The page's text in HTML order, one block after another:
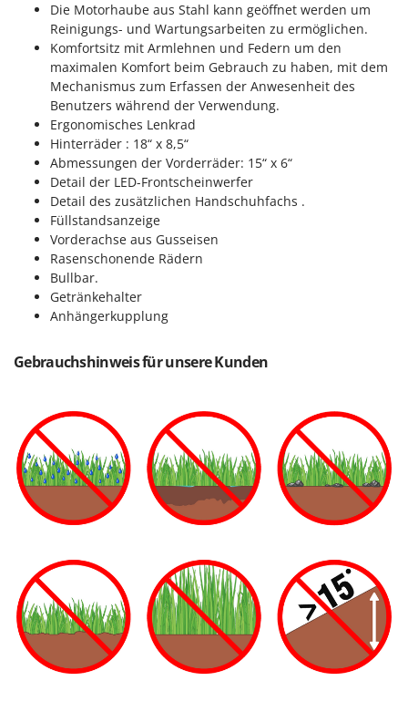
Die Motorhaube aus Stahl kann geöffnet werden um
Reinigungs- und Wartungsarbeiten zu ermöglichen.
Komfortsitz mit Armlehnen und Federn um den
maximalen Komfort beim Gebrauch zu haben, mit dem
Mechanismus zum Erfassen der Anwesenheit des
Benutzers während der Verwendung.
Ergonomisches Lenkrad
Hinterräder : 18“ x 8,5“
Abmessungen der Vorderräder: 15“ x 6“
Detail der LED-Frontscheinwerfer
Detail des zusätzlichen Handschuhfachs .
Füllstandsanzeige
Vorderachse aus Gusseisen
Rasenschonende Rädern
Bullbar.
Getränkehalter
Anhängerkupplung
Gebrauchshinweis für unsere Kunden